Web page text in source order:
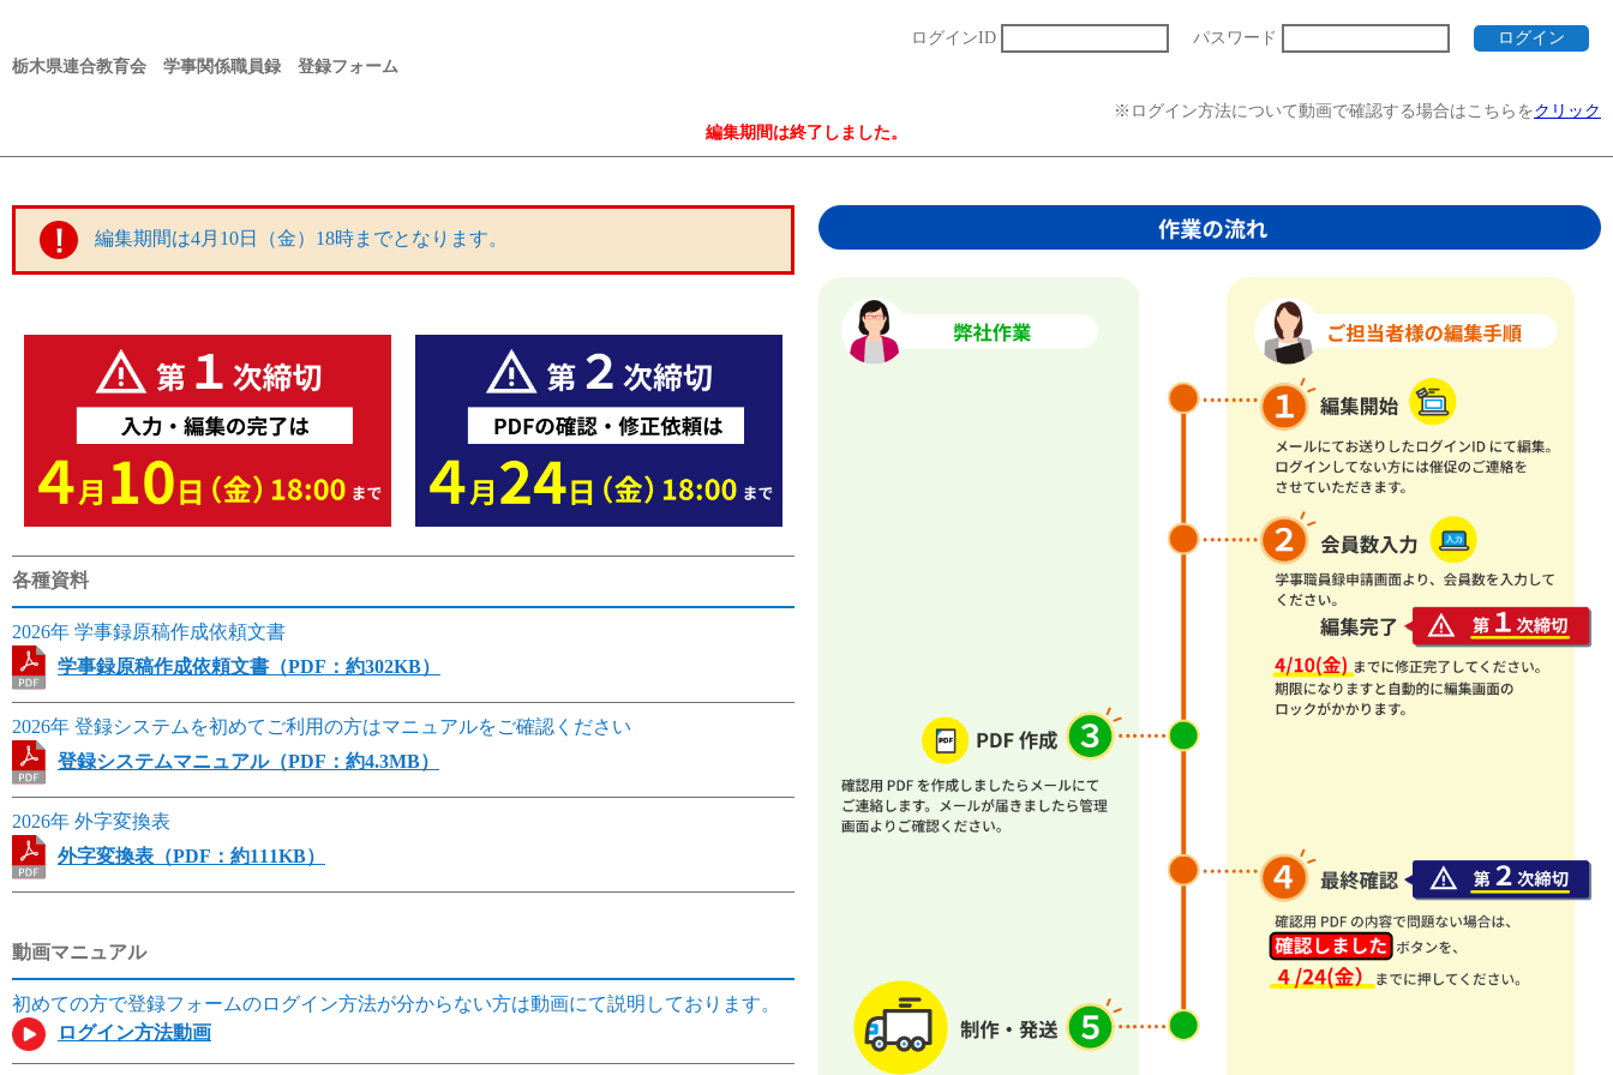
栃木県連合教育会 学事関係職員録 登録フォーム
ログインID パスワード
※ログイン方法について動画で確認する場合はこちらをクリック
編集期間は終了しました。
編集期間は4月10日（金）18時までとなります。
各種資料
2026年 学事録原稿作成依頼文書
学事録原稿作成依頼文書（PDF：約302KB）
2026年 登録システムを初めてご利用の方はマニュアルをご確認ください
登録システムマニュアル（PDF：約4.3MB）
2026年 外字変換表
外字変換表（PDF：約111KB）
動画マニュアル
初めての方で登録フォームのログイン方法が分からない方は動画にて説明しております。
ログイン方法動画